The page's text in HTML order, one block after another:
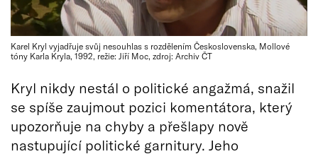
Karel Kryl vyjadřuje svůj nesouhlas s rozdělením Československa, Mollové
tóny Karla Kryla, 1992, režie: Jiří Moc, zdroj: Archiv ČT
Kryl nikdy nestál o politické angažmá, snažil
se spíše zaujmout pozici komentátora, který
upozorňuje na chyby a přešlapy nově
nastupující politické garnitury. Jeho